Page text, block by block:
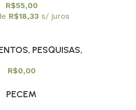
R$55,00
R$18,33 s/ juros
PESQUISAS,
R$0,00
PECEM